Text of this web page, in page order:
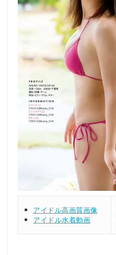
アイドル高画質画像
アイドル水着動画